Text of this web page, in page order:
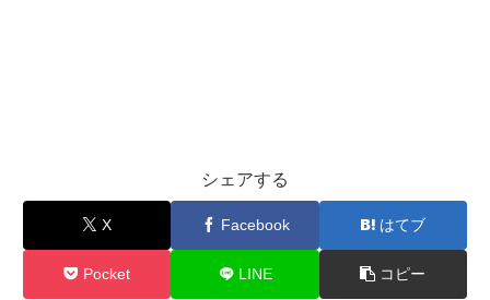
シェアする
X Facebook はてブ
Pocket LINE コピー